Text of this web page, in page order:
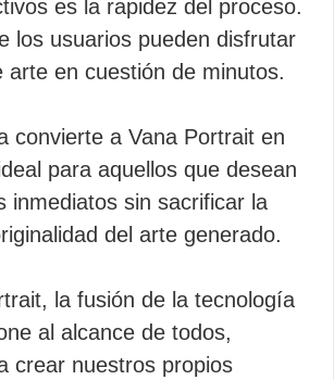
es la rapidez del proceso.
los usuarios pueden disfrutar
arte en cuestión de minutos.
convierte a Vana Portrait en
para aquellos que desean
inmediatos sin sacrificar la
del arte generado.
la fusión de la tecnología
al alcance de todos,
crear nuestros propios